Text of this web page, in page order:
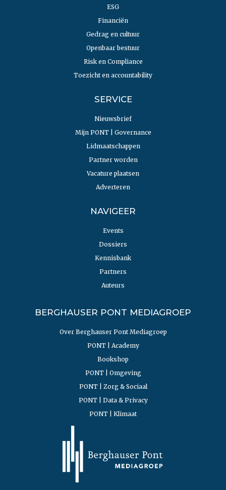
ESG
Financiën
Gedrag en cultuur
Openbaar bestuur
Risk en Compliance
Toezicht en accountability
SERVICE
Nieuwsbrief
Mijn PONT | Governance
Lidmaatschappen
Partner worden
Vacature plaatsen
Adverteren
NAVIGEER
Events
Dossiers
Kennisbank
Partners
Auteurs
BERGHAUSER PONT MEDIAGROEP
Over Berghauser Pont Mediagroep
PONT | Academy
Bookshop
PONT | Omgeving
PONT | Zorg & Sociaal
PONT | Data & Privacy
PONT | Klimaat